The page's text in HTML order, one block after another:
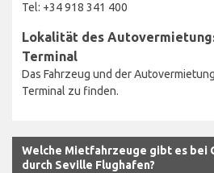
Tel: +34 918 341 400
Lokalität des
Terminal
Das Fahrzeug und der
Terminal zu finden.
Welche Mietfahrzeuge gibt es bei
durch Seville Flughafen?